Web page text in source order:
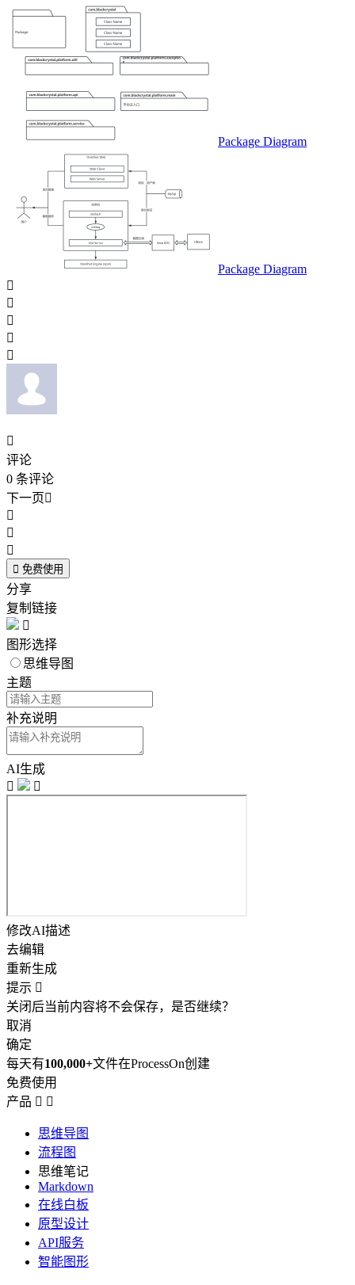
Package Diagram
Package Diagram






评论
0 条评论
下一页



 免费使用
分享
复制链接

图形选择
思维导图
主题
补充说明
AI生成


修改AI描述
去编辑
重新生成
提示 
关闭后当前内容将不会保存，是否继续？
取消
确定
每天有100,000+文件在ProcessOn创建
免费使用
产品  
思维导图
流程图
思维笔记
Markdown
在线白板
原型设计
API服务
智能图形